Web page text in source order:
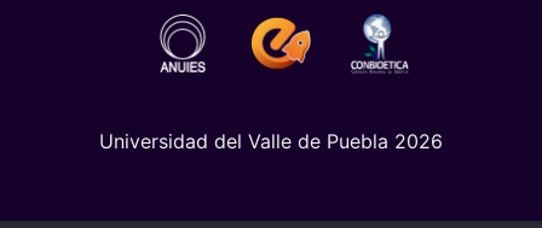
Universidad del Valle de Puebla 2026